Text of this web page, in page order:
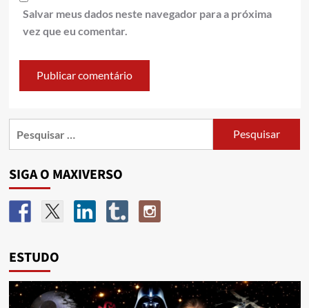
Salvar meus dados neste navegador para a próxima
vez que eu comentar.
SIGA O MAXIVERSO
ESTUDO